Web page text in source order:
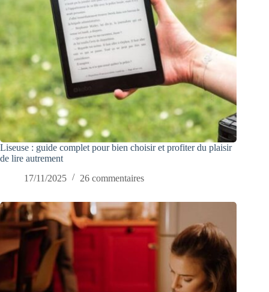
Liseuse : guide complet pour bien choisir et profiter du plaisir
de lire autrement
17/11/2025
26 commentaires